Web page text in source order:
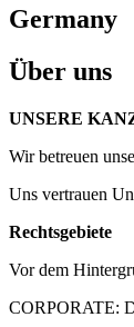
Germany
Über uns
UNSERE
Wir betreuen
Uns vertrauen
Rechtsgebiete
Vor dem
CORPORATE: